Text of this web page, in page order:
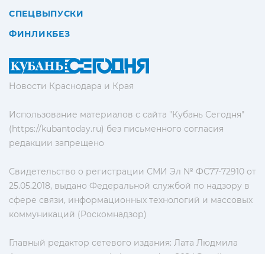
Новости Краснодара и Края
Использование материалов с сайта "Кубань Сегодня"
(https://kubantoday.ru) без письменного согласия
редакции запрещено
Свидетельство о регистрации СМИ Эл № ФС77-72910 от
25.05.2018, выдано Федеральной службой по надзору в
сфере связи, информационных технологий и массовых
коммуникаций (Роскомнадзор)
Главный редактор сетевого издания: Лата Людмила
СПЕЦВЫПУСКИ
ФИНЛИКБЕЗ